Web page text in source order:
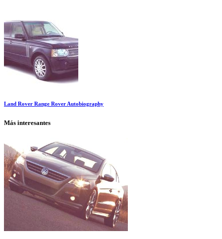
Land Rover Range Rover Autobiography
Más interesantes